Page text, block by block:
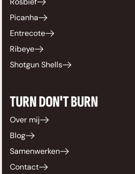
Picanha
Entrecote
Ribeye
Shotgun Shells
TURN DON'T BURN
Over mij
Blog
Samenwerken
Contact